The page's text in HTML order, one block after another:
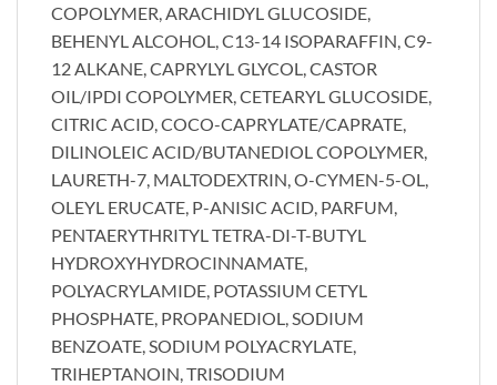
COPOLYMER, ARACHIDYL GLUCOSIDE,
BEHENYL ALCOHOL, C13-14 ISOPARAFFIN, C9-
12 ALKANE, CAPRYLYL GLYCOL, CASTOR
OIL/IPDI COPOLYMER, CETEARYL GLUCOSIDE,
CITRIC ACID, COCO-CAPRYLATE/CAPRATE,
DILINOLEIC ACID/BUTANEDIOL COPOLYMER,
LAURETH-7, MALTODEXTRIN, O-CYMEN-5-OL,
OLEYL ERUCATE, P-ANISIC ACID, PARFUM,
PENTAERYTHRITYL TETRA-DI-T-BUTYL
HYDROXYHYDROCINNAMATE,
POLYACRYLAMIDE, POTASSIUM CETYL
PHOSPHATE, PROPANEDIOL, SODIUM
BENZOATE, SODIUM POLYACRYLATE,
TRIHEPTANOIN, TRISODIUM